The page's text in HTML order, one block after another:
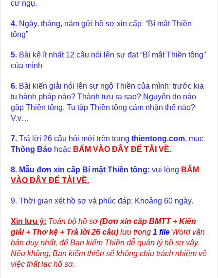
cư ngụ.
4. Ngày, tháng, năm gửi hồ sơ xin cấp “Bí mật Thiền
tông”
5. Bài kệ ít nhất 12 câu nói lên sự đạt “Bí mật Thiền tông”
của mình
6. Bài kiến giải nói lên sự ngộ Thiền của mình: trước kia
tu hành pháp nào? Thành tựu ra sao? Nguyên do nào
gặp Thiền tông. Tu tập Thiền tông cảm nhận thế nào?
V.v…
7. Trả lời 26 câu hỏi mới trên trangthientong.com, mục
Thông Báo hoặc BẤM VÀO ĐÂY ĐỂ TẢI VỀ.
8. Mẫu đơn xin cấp Bí mật Thiền tông: vui lòng BẤM
VÀO ĐÂY ĐỂ TẢI VỀ.
9. Thời gian xét hồ sơ và phúc đáp: Khoảng 60 ngày.
Xin lưu ý: Toàn bộ hồ sơ(Đơn xin cấp BMTT + Kiến
giải + Thơ kệ + Trả lời 26 câu) lưu trong1 file Word văn
bản duy nhất, để Ban kiểm Thiền dễ quản lý hồ sơ vậy.
Nếu không, Ban kiểm thiền sẽ không chịu trách nhiệm về
việc thất lạc hồ sơ.